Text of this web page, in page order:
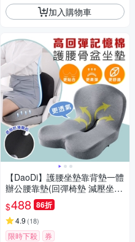
加入購物車
【DaoDi】護腰坐墊靠背墊一體
辦公腰靠墊(回彈椅墊 減壓坐墊
美臀坐墊 椅墊)
$488 86折
4.9 (18)
限時下殺 券